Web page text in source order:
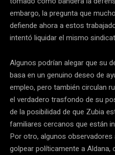
embargo, la pregunta que
defiende ahora a estos
intentó liquidar el mismo
Algunos podrían alegar que su
basa en un genuino deseo de
empleo, pero también circulan
el verdadero trasfondo de su
de la posibilidad de que Zubia
familiares cercanos que están
Por otro, algunos
golpear políticamente a Aldana,